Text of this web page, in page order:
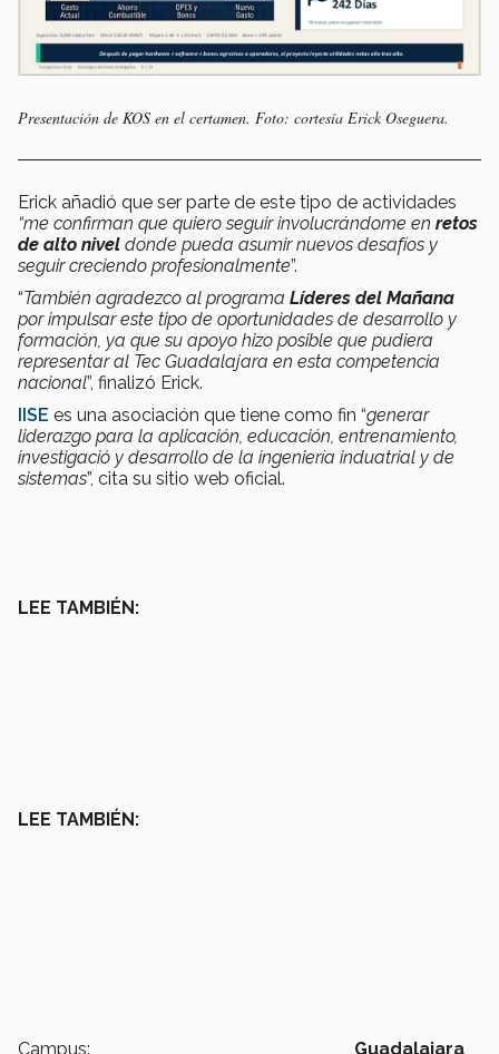
Presentación de KOS en el certamen. Foto: cortesía Erick Oseguera.
Erick añadió que ser parte de este tipo de actividades
“me confirman que quiero seguir involucrándome en retos
de alto nivel donde pueda asumir nuevos desafíos y
seguir creciendo profesionalmente”.
“También agradezco al programa Líderes del Mañana
por impulsar este tipo de oportunidades de desarrollo y
formación, ya que su apoyo hizo posible que pudiera
representar al Tec Guadalajara en esta competencia
nacional”, finalizó Erick.
IISE es una asociación que tiene como fin “generar
liderazgo para la aplicación, educación, entrenamiento,
investigació y desarrollo de la ingeniería induatrial y de
sistemas”, cita su sitio web oficial.
LEE TAMBIÉN:
LEE TAMBIÉN:
Campus: Guadalajara